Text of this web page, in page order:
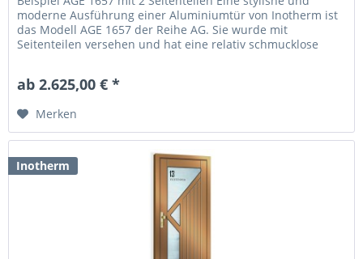
moderne Ausführung einer Aluminiumtür von Inotherm ist
das Modell AGE 1657 der Reihe AG. Sie wurde mit
Seitenteilen versehen und hat eine relativ schmucklose
ab 2.625,00 € *
Merken
Inotherm